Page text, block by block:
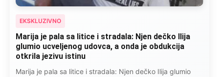
EKSKLUZIVNO
Marija je pala sa litice i stradala: Njen dečko Ilija
glumio ucveljenog udovca, a onda je obdukcija
otkrila jezivu istinu
Marija je pala sa litice i stradala: Njen dečko Ilija glumio